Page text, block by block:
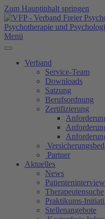
Zum Hauptinhalt springen
Menü
Verband
Service-Team
Downloads
Satzung
Berufsordnung
Zertifizierung
Partner
Aktuelles
News
Therapeutensuche
Praktikums-
Stellenangebote